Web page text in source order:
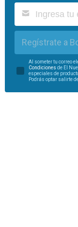
Regístrate a
Al someter tu correo
Condiciones de El
especiales de
Podrás optar salirte